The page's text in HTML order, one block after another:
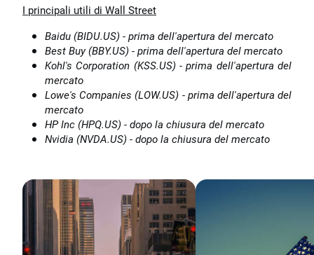
I principali utili di Wall Street
Baidu (BIDU.US) - prima dell'apertura del mercato
Best Buy (BBY.US) - prima dell'apertura del mercato
Kohl's Corporation (KSS.US) - prima dell'apertura del
mercato
Lowe's Companies (LOW.US) - prima dell'apertura del
mercato
HP Inc (HPQ.US) - dopo la chiusura del mercato
Nvidia (NVDA.US) - dopo la chiusura del mercato